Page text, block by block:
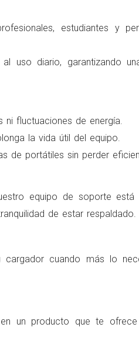
estudiantes y
uso diario, garantizando
fluctuaciones de energía.
la vida útil del equipo.
de portátiles sin perder
equipo de soporte está
de estar respaldado.
cuando más lo
un producto que te ofrece